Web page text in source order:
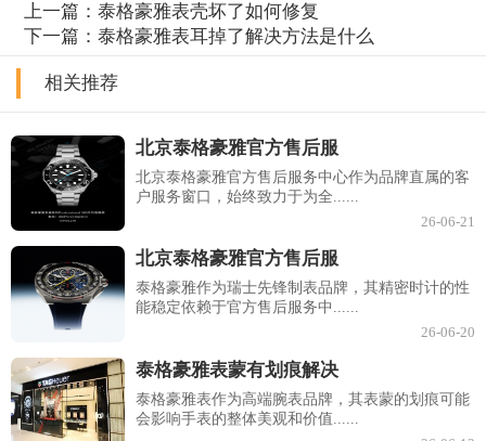
上一篇：泰格豪雅表壳坏了如何修复
下一篇：泰格豪雅表耳掉了解决方法是什么
相关推荐
北京泰格豪雅官方售后服
北京泰格豪雅官方售后服务中心作为品牌直属的客
户服务窗口，始终致力于为全......
26-06-21
北京泰格豪雅官方售后服
泰格豪雅作为瑞士先锋制表品牌，其精密时计的性
能稳定依赖于官方售后服务中......
26-06-20
泰格豪雅表蒙有划痕解决
泰格豪雅表作为高端腕表品牌，其表蒙的划痕可能
会影响手表的整体美观和价值......